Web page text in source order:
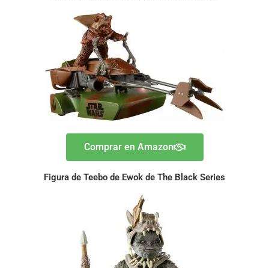
Comprar en Amazon
Figura de Teebo de Ewok de The Black Series